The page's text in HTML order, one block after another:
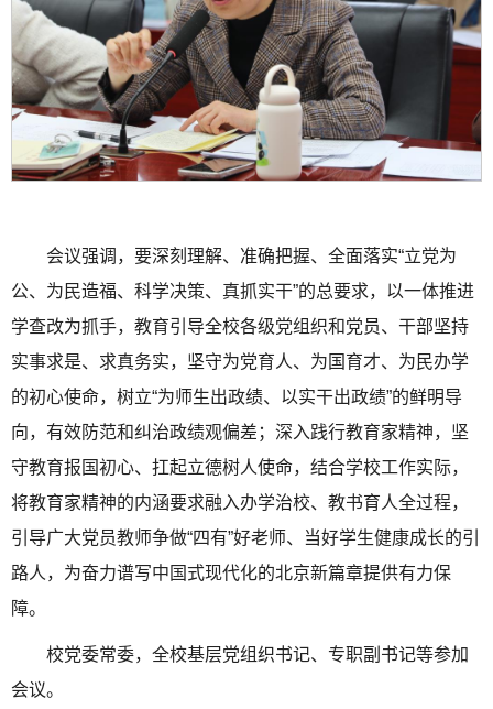
会议强调，要深刻理解、准确把握、全面落实“立党为
公、为民造福、科学决策、真抓实干”的总要求，以一体推进
学查改为抓手，教育引导全校各级党组织和党员、干部坚持
实事求是、求真务实，坚守为党育人、为国育才、为民办学
的初心使命，树立“为师生出政绩、以实干出政绩”的鲜明导
向，有效防范和纠治政绩观偏差；深入践行教育家精神，坚
守教育报国初心、扛起立德树人使命，结合学校工作实际，
将教育家精神的内涵要求融入办学治校、教书育人全过程，
引导广大党员教师争做“四有”好老师、当好学生健康成长的引
路人，为奋力谱写中国式现代化的北京新篇章提供有力保
障。
校党委常委，全校基层党组织书记、专职副书记等参加
会议。